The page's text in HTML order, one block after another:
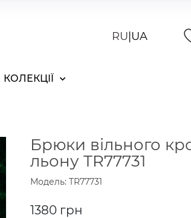
RU UA
КОЛЕКЦІЇ
Брюки вільного
льону TR77731
Модель: TR77731
1380 грн